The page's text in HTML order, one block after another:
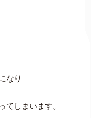
なり
てしまいます。